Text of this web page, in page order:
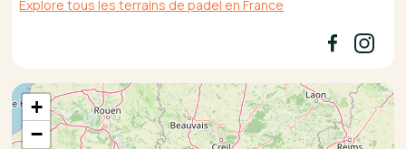
Explore tous les terrains de padel en France
+
−